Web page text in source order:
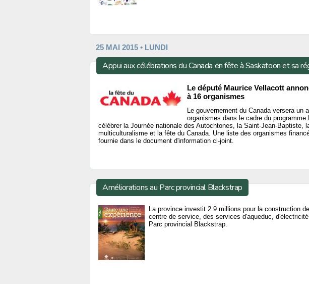
25 MAI 2015 • LUNDI
Appui aux célébrations du Canada en fête à Saskatoon et sa
Le député Maurice Vellacott
à 16 organismes
Le gouvernement du Canada versera un
organismes dans le cadre du
célébrer la Journée nationale des Autochtones, la Saint-Jean-Baptiste,
multiculturalisme et la fête du Canada. Une liste des organismes
fournie dans le document d'information ci-joint.
Améliorations au Parc provincial Blackstrap
La province investit 2.9 millions pour la construction
centre de service, des services d'aqueduc,
Parc provincial Blackstrap.